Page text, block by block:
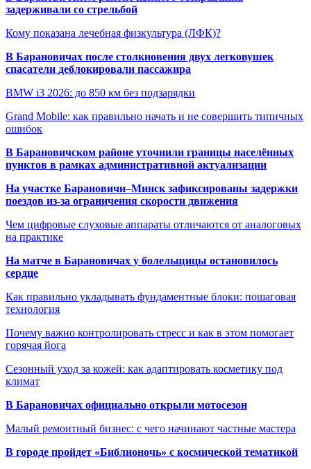
задерживали со стрельбой
Кому показана лечебная физкультура (ЛФК)?
В Барановичах после столкновения двух легковушек
спасатели деблокировали пассажира
BMW i3 2026: до 850 км без подзарядки
Grand Mobile: как правильно начать и не совершить типичных
ошибок
В Барановичском районе уточнили границы населённых
пунктов в рамках административной актуализации
На участке Барановичи–Минск зафиксированы задержки
поездов из-за ограничения скорости движения
Чем цифровые слуховые аппараты отличаются от аналоговых
на практике
На матче в Барановичах у болельщицы остановилось
сердце
Как правильно укладывать фундаментные блоки: пошаговая
технология
Почему важно контролировать стресс и как в этом помогает
горячая йога
Сезонный уход за кожей: как адаптировать косметику под
климат
В Барановичах официально открыли мотосезон
Малый ремонтный бизнес: с чего начинают частные мастера
В городе пройдет «Библионочь» с космической тематикой